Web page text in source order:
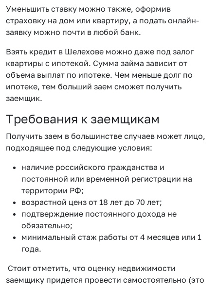
Уменьшить ставку можно также, оформив
страховку на дом или квартиру, а подать онлайн-
заявку можно почти в любой банк.
Взять кредит в Шелехове можно даже под залог
квартиры с ипотекой. Сумма займа зависит от
объема выплат по ипотеке. Чем меньше долг по
ипотеке, тем больший заем сможет получить
заемщик.
Требования к заемщикам
Получить заем в большинстве случаев может лицо,
подходящее под следующие условия:
наличие российского гражданства и
постоянной или временной регистрации на
территории РФ;
возрастной ценз от 18 лет до 70 лет;
подтверждение постоянного дохода не
обязательно;
минимальный стаж работы от 4 месяцев или 1
года.
Стоит отметить, что оценку недвижимости
заемщику придется провести самостоятельно (это